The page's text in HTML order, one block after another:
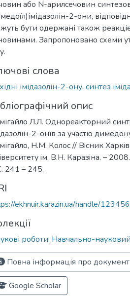
або N-арилсечовин
2-они,
бути одержані також
Запропоновано схеми
слова
імідазолін-2-ону, синтез
опис
Л.Л. Однореакторний
2-онів за участю
Н.М. Колос // Вiсник
iм. В.Н. Каразiна. –
241 – 245.
ekhnuir.karazin.ua/handle/
роботи. Навчально-науковий
Повна інформація про документ
Google Scholar